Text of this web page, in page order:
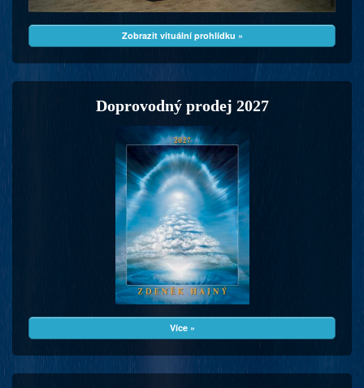
Zobrazit vituální prohlídku »
Doprovodný prodej 2027
Více »